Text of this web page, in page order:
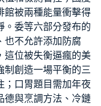
館被兩種能量衝擊得
。委等六部分發布的
也不允許添加防腐
這位被失衡逼瘋的美
制創造一場平衡的三
；口胃題目需加年夜
德與烹調方法、冷鏈